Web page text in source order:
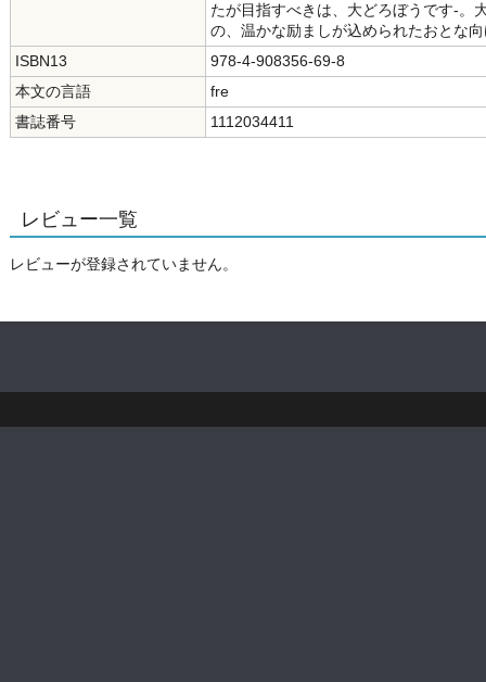
たが目指すべきは、大どろぼうです-。
の、温かな励ましが込められたおとな
ISBN13
978-4-908356-69-8
本文の言語
fre
書誌番号
1112034411
レビュー一覧
レビューが登録されていません。